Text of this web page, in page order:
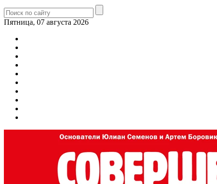
Пятница, 07 августа 2026